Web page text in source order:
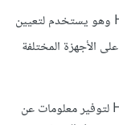
هذا الرمز هو عبارة عن عنصر <meta> في HTML وهو يستخدم لتعيين
الأجهزة المختلفة
هذا العنصر يستخدم في HTML لتوفير معلومات عن